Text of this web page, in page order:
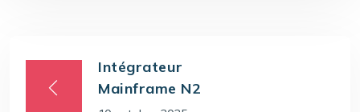
Intégrateur
Mainframe N2